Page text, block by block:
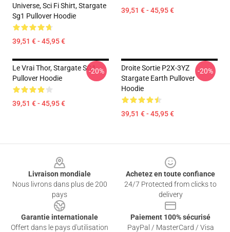
Universe, Sci Fi Shirt, Stargate
Sg1 Pullover Hoodie
39,51 € - 45,95 €
39,51 € - 45,95 €
Le Vrai Thor, Stargate SG1
Pullover Hoodie
39,51 € - 45,95 €
-20%
Droite Sortie P2X-3YZ
Stargate Earth Pullover
Hoodie
39,51 € - 45,95 €
-20%
Livraison mondiale
Nous livrons dans plus de 200
pays
Achetez en toute confiance
24/7 Protected from clicks to
delivery
Garantie internationale
Offert dans le pays d'utilisation
Paiement 100% sécurisé
PayPal / MasterCard / Visa